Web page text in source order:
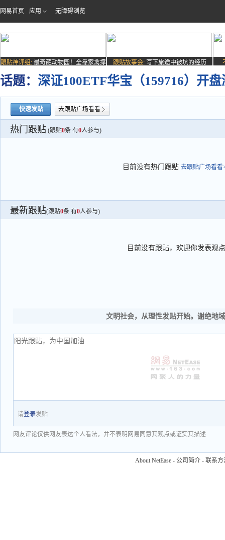
网易首页 应用 无障碍浏览
跟贴神评组: 最奇葩动物园！全靠家禽撑
场子
跟贴故事会: 写下旅途中被坑的经历
话题： 深证100ETF华宝（159716）开
快速发贴 去跟贴广场看看
热门跟贴 (跟贴0条 有0人参与)
目前没有热门跟贴 去跟贴广场看看
最新跟贴(跟贴0条 有0人参与)
目前没有跟贴，欢迎你发表观点
文明社会，从理性发贴开始。谢绝地
请登录发贴
网友评论仅供网友表达个人看法，并不表明网易同意其观点或证实其描述
About NetEase - 公司简介 - 联系方